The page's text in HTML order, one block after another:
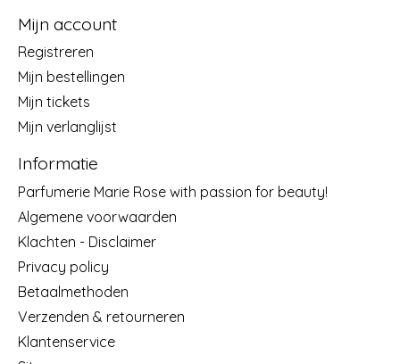
Mijn account
Registreren
Mijn bestellingen
Mijn tickets
Mijn verlanglijst
Informatie
Parfumerie Marie Rose with passion for beauty!
Algemene voorwaarden
Klachten - Disclaimer
Privacy policy
Betaalmethoden
Verzenden & retourneren
Klantenservice